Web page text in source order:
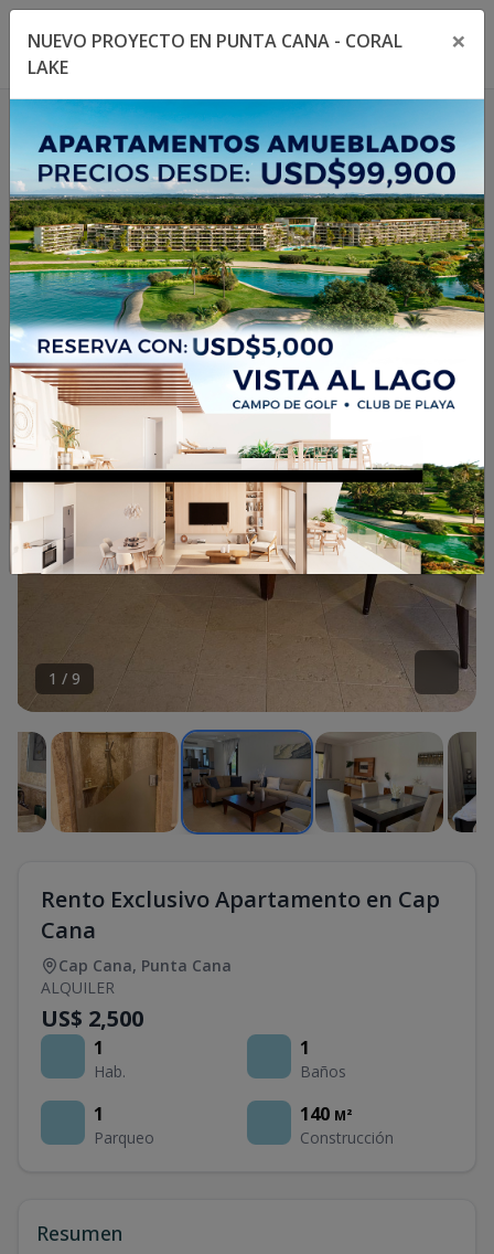
Toggle navigation menu
1 / 9
Rento Exclusivo Apartamento en Cap
Cana
Cap Cana, Punta Cana
ALQUILER
US$ 2,500
1
Hab.
1
Baños
1
Parqueo
140 M²
Construcción
Resumen
NUEVO PROYECTO EN PUNTA CANA - CORAL
LAKE
×